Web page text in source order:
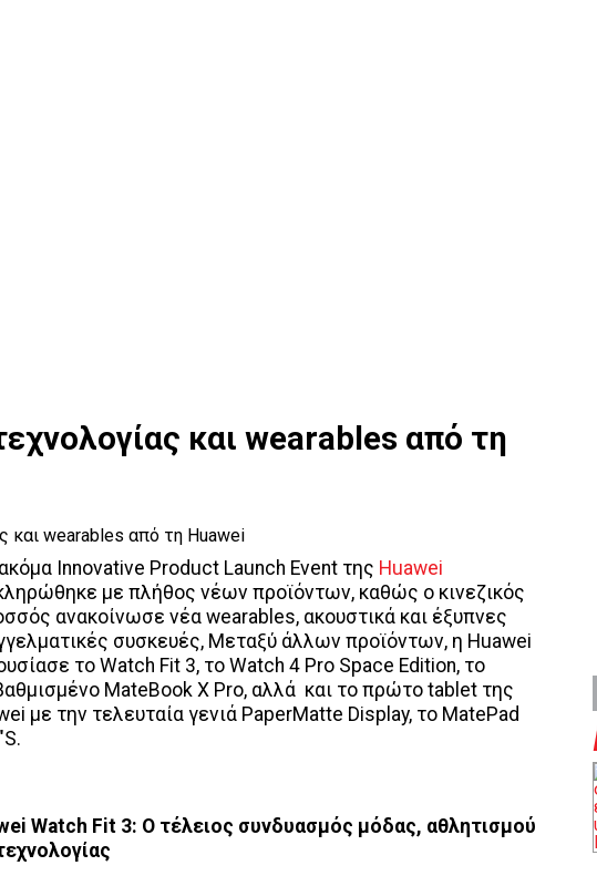
και wearables από τη
Innovative Product Launch Event της Huawei
με πλήθος νέων προϊόντων, καθώς ο κινεζικός
ανακοίνωσε νέα wearables, ακουστικά και έξυπνες
συσκευές, Μεταξύ άλλων προϊόντων, η Huawei
το Watch Fit 3, το Watch 4 Pro Space Edition, το
MateBook X Pro, αλλά και το πρώτο tablet της
με την τελευταία γενιά PaperMatte Display, το MatePad
Watch Fit 3: Ο τέλειος συνδυασμός μόδας, αθλητισμού